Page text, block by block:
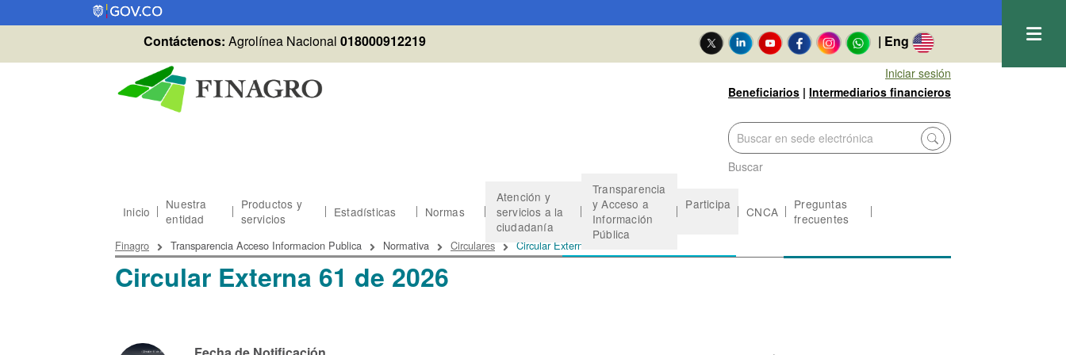
Pasar al contenido principal
Contáctenos: Agrolínea Nacional 018000912219 | Eng
Iniciar sesión
Beneficiarios | Intermediarios financieros
Buscar
Inicio
Nuestra
entidad
Productos y
servicios
Estadísticas Normas
Atención y
servicios a la
ciudadanía
Transparencia
y Acceso a
Información
Pública
Participa CNCA
Preguntas
frecuentes
Circular Externa 61 de 2026
Sobrescribir enlaces de ayuda a la navegación
Finagro Transparencia Acceso Informacion Publica Normativa Circulares Circular Externa 61 de 2026